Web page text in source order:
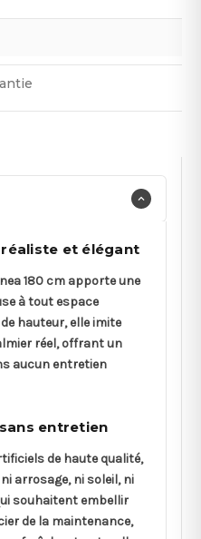
et élégant
180 cm apporte une
à tout espace
hauteur, elle imite
réel, offrant un
aucun entretien
entretien
de haute qualité,
arrosage, ni soleil, ni
souhaitent embellir
de la maintenance,